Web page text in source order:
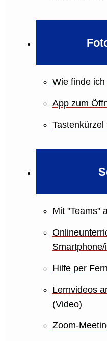
Wie finde
App zum
Mit "Teams"
Hilfe per
Lernvideos
(Video)
Zoom-